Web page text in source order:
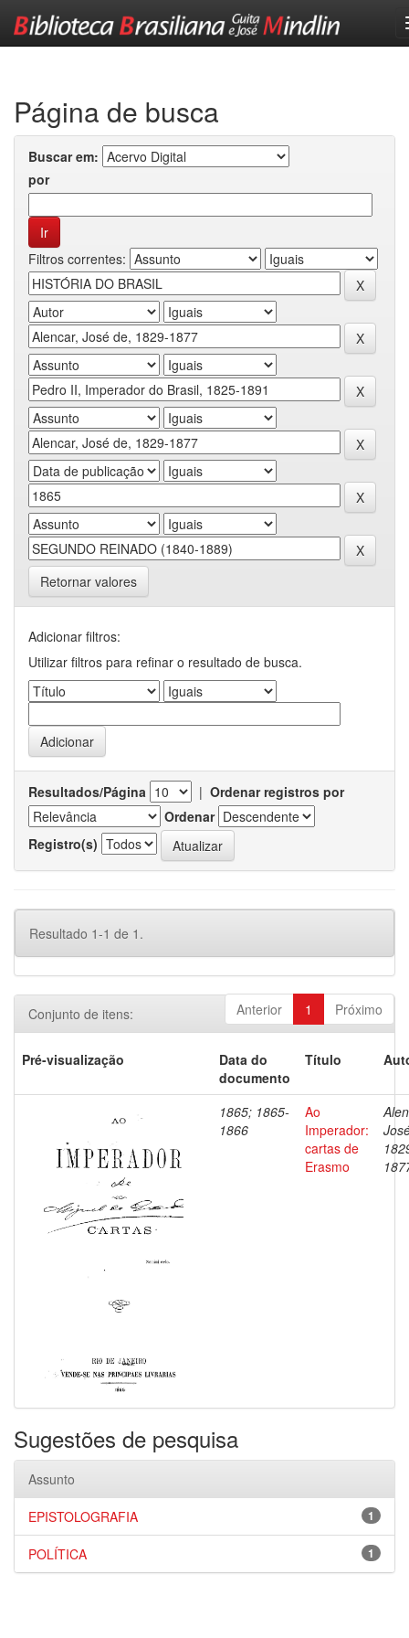
Página de busca
Buscar em:
por
Filtros correntes:
Retornar valores
Adicionar filtros:
Utilizar filtros para refinar o resultado de busca.
Resultados/Página | Ordenar registros por
Ordenar
Registro(s)
Resultado 1-1 de 1.
Anterior 1 Próximo
Conjunto de itens:
Pré-visualização
Data do
documento
Título
1865; 1865-
1866
Ao
Imperador:
cartas de
Erasmo
Sugestões de pesquisa
Assunto
1
EPISTOLOGRAFIA
1
POLÍTICA